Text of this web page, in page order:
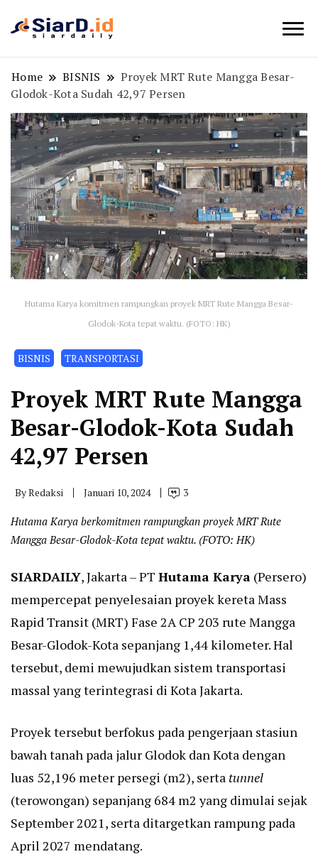
Home BISNIS
Proyek MRT Rute Mangga Besar-
Glodok-Kota Sudah 42,97 Persen
Hutama Karya komitmen rampungkan proyek MRT Rute Mangga Besar-
Glodok-Kota tepat waktu. (FOTO: HK)
BISNIS TRANSPORTASI
Proyek MRT Rute Mangga
Besar-Glodok-Kota Sudah
42,97 Persen
ByRedaksi Januari 10, 2024 3
Hutama Karya berkomitmen rampungkan proyek MRT Rute
Mangga Besar-Glodok-Kota tepat waktu. (FOTO: HK)
SIARDAILY, Jakarta – PT Hutama Karya (Persero)
mempercepat penyelesaian proyek kereta Mass
Rapid Transit (MRT) Fase 2A CP 203 rute Mangga
Besar-Glodok-Kota sepanjang 1,44 kilometer. Hal
tersebut, demi mewujudkan sistem transportasi
massal yang terintegrasi di Kota Jakarta.
Proyek tersebut berfokus pada pengerjaan stasiun
bawah tanah pada jalur Glodok dan Kota dengan
luas 52,196 meter persegi (m2), serta tunnel
(terowongan) sepanjang 684 m2 yang dimulai sejak
September 2021, serta ditargetkan rampung pada
April 2027 mendatang.